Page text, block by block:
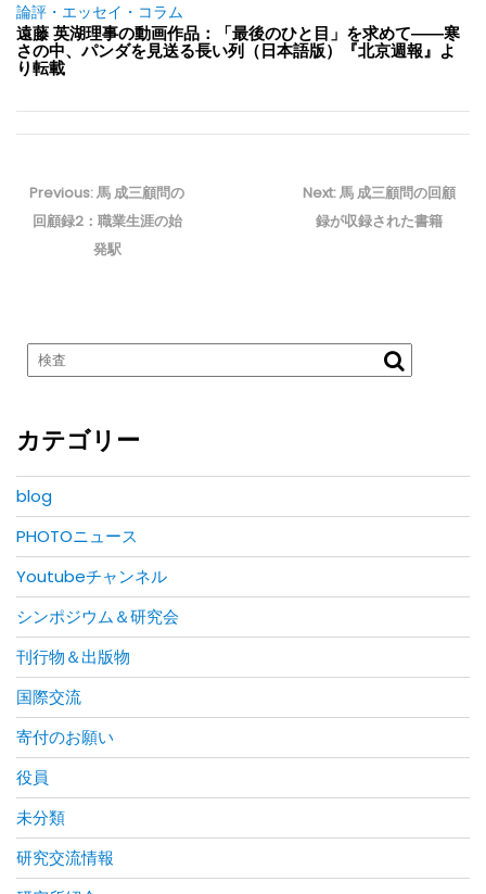
論評・エッセイ・コラム
遠藤 英湖理事の動画作品：「最後のひと目」を求めて――寒
さの中、パンダを見送る長い列（日本語版）『北京週報』よ
り転載
稿
ナ
Previous:Previous
post:
馬 成三顧問の
回顧録2：職業生涯の始
発駅
Next:Next
post:
馬 成三顧問の回顧
録が収録された書籍
カテゴリー
blog
PHOTOニュース
Youtubeチャンネル
シンポジウム＆研究会
刊行物＆出版物
国際交流
寄付のお願い
役員
未分類
研究交流情報